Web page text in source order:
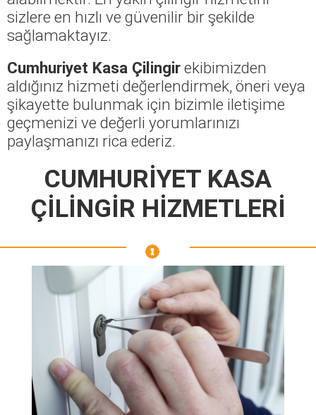
sizlere en hızlı ve güvenilir bir şekilde
sağlamaktayız.
Cumhuriyet Kasa Çilingirekibimizden
aldığınız hizmeti değerlendirmek, öneri veya
şikayette bulunmak için bizimle iletişime
geçmenizi ve değerli yorumlarınızı
paylaşmanızı rica ederiz.
CUMHURİYET KASA
ÇİLİNGİR HİZMETLERİ